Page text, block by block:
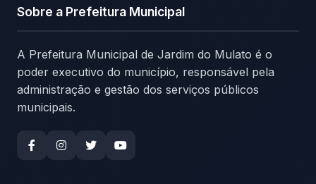
Sobre a Prefeitura Municipal
A Prefeitura Municipal de Jardim do Mulato é o
poder executivo do município, responsável pela
administração e gestão dos serviços públicos
municipais.